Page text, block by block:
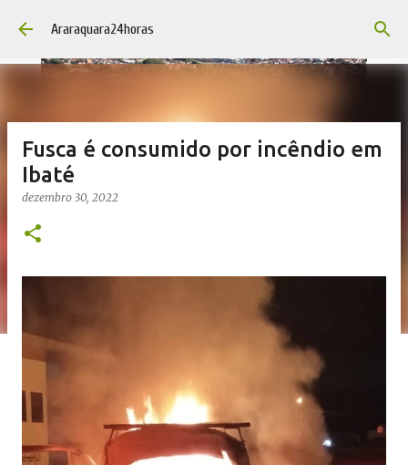
Pular para o conteúdo principal
Araraquara24horas
Fusca é consumido por incêndio em
Ibaté
dezembro 30, 2022